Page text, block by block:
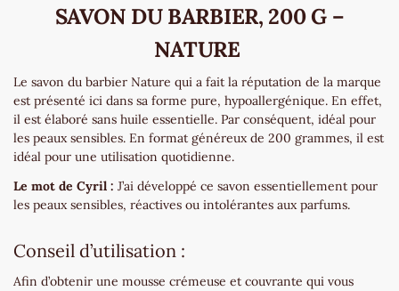
SAVON DU BARBIER, 200 G –
NATURE
Le savon du barbier Nature qui a fait la réputation de la marque
est présenté ici dans sa forme pure, hypoallergénique. En effet,
il est élaboré sans huile essentielle. Par conséquent, idéal pour
les peaux sensibles. En format généreux de 200 grammes, il est
idéal pour une utilisation quotidienne.
Le mot de Cyril : J’ai développé ce savon essentiellement pour
les peaux sensibles, réactives ou intolérantes aux parfums.
Conseil d’utilisation :
Afin d’obtenir une mousse crémeuse et couvrante qui vous